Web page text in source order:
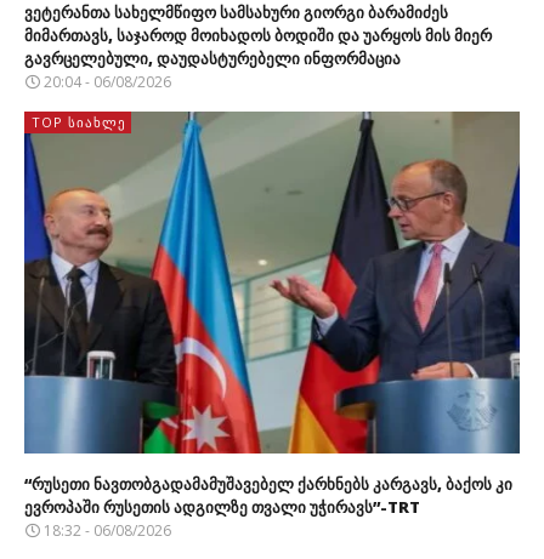
ვეტერანთა სახელმწიფო სამსახური გიორგი ბარამიძეს
მიმართავს, საჯაროდ მოიხადოს ბოდიში და უარყოს მის მიერ
გავრცელებული, დაუდასტურებელი ინფორმაცია
20:04 - 06/08/2026
TOP ᲡᲘᲐᲮᲚᲔ
“რუსეთი ნავთობგადამამუშავებელ ქარხნებს კარგავს, ბაქოს კი
ევროპაში რუსეთის ადგილზე თვალი უჭირავს”-TRT
18:32 - 06/08/2026